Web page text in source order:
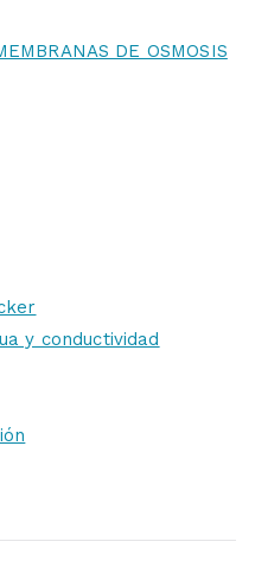
DE OSMOSIS
y conductividad